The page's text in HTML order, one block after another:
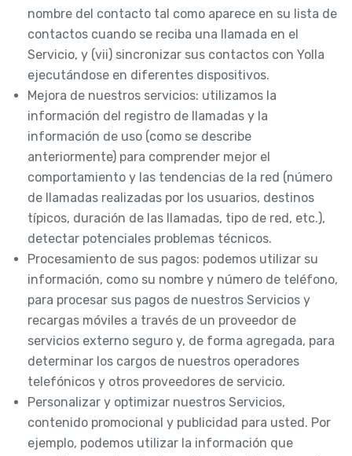
nombre del contacto tal como aparece en su lista de
contactos cuando se reciba una llamada en el
Servicio, y (vii) sincronizar sus contactos con Yolla
ejecutándose en diferentes dispositivos.
Mejora de nuestros servicios: utilizamos la
información del registro de llamadas y la
información de uso (como se describe
anteriormente) para comprender mejor el
comportamiento y las tendencias de la red (número
de llamadas realizadas por los usuarios, destinos
típicos, duración de las llamadas, tipo de red, etc.),
detectar potenciales problemas técnicos.
Procesamiento de sus pagos: podemos utilizar su
información, como su nombre y número de teléfono,
para procesar sus pagos de nuestros Servicios y
recargas móviles a través de un proveedor de
servicios externo seguro y, de forma agregada, para
determinar los cargos de nuestros operadores
telefónicos y otros proveedores de servicio.
Personalizar y optimizar nuestros Servicios,
contenido promocional y publicidad para usted. Por
ejemplo, podemos utilizar la información que